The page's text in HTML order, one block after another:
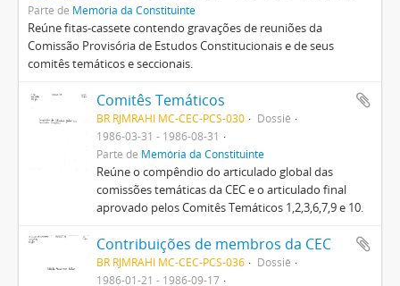
Parte de Memória da Constituinte
Reúne fitas-cassete contendo gravações de reuniões da
Comissão Provisória de Estudos Constitucionais e de seus
comitês temáticos e seccionais.
Comitês Temáticos
BR RJMRAHI MC-CEC-PCS-030
Dossiê
1986-03-31 - 1986-08-31
Parte de Memória da Constituinte
Reúne o compêndio do articulado global das
comissões temáticas da CEC e o articulado final
aprovado pelos Comitês Temáticos 1,2,3,6,7,9 e 10.
Contribuições de membros da CEC
BR RJMRAHI MC-CEC-PCS-036
Dossiê
1986-01-21 - 1986-09-17